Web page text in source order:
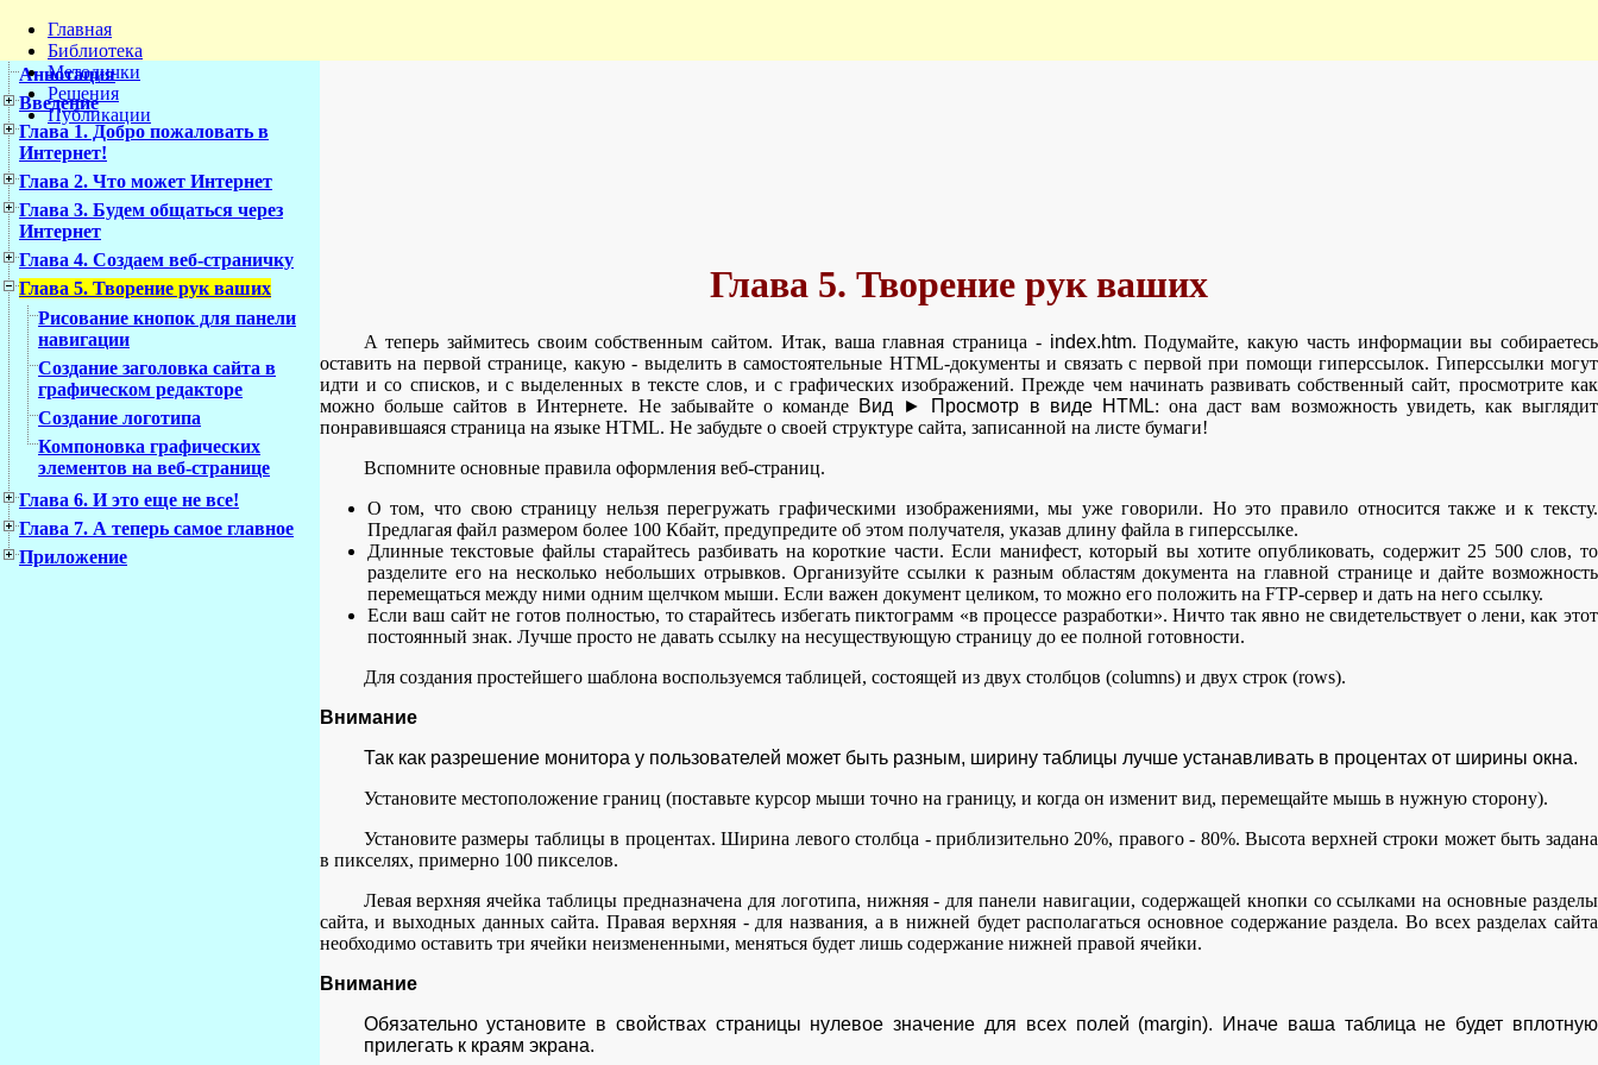
Главная
Библиотека
Методички
Решения
Публикации
Аннотация
Введение
Глава 1. Добро пожаловать в
Интернет!
Глава 2. Что может Интернет
Глава 3. Будем общаться через
Интернет
Глава 4. Создаем веб-страничку
Глава 5. Творение рук ваших
Рисование кнопок для панели
навигации
Создание заголовка сайта в
графическом редакторе
Создание логотипа
Компоновка графических
элементов на веб-странице
Глава 6. И это еще не все!
Глава 7. А теперь самое главное
Приложение
Глава 5. Творение рук ваших
А теперь займитесь своим собственным сайтом. Итак, ваша главная страница - index.htm. Подумайте, какую часть информации вы собираетесь
оставить на первой странице, какую - выделить в самостоятельные HTML-документы и связать с первой при помощи гиперссылок. Гиперссылки могут
идти и со списков, и с выделенных в тексте слов, и с графических изображений. Прежде чем начинать развивать собственный сайт, просмотрите как
можно больше сайтов в Интернете. Не забывайте о команде Вид ► Просмотр в виде HTML: она даст вам возможность увидеть, как выглядит
понравившаяся страница на языке HTML. He забудьте о своей структуре сайта, записанной на листе бумаги!
Вспомните основные правила оформления веб-страниц.
О том, что свою страницу нельзя перегружать графическими изображениями, мы уже говорили. Но это правило относится также и к тексту.
Предлагая файл размером более 100 Кбайт, предупредите об этом получателя, указав длину файла в гиперссылке.
Длинные текстовые файлы старайтесь разбивать на короткие части. Если манифест, который вы хотите опубликовать, содержит 25 500 слов, то
разделите его на несколько небольших отрывков. Организуйте ссылки к разным областям документа на главной странице и дайте возможность
перемещаться между ними одним щелчком мыши. Если важен документ целиком, то можно его положить на FTP-сервер и дать на него ссылку.
Если ваш сайт не готов полностью, то старайтесь избегать пиктограмм «в процессе разработки». Ничто так явно не свидетельствует о лени, как этот
постоянный знак. Лучше просто не давать ссылку на несуществующую страницу до ее полной готовности.
Для создания простейшего шаблона воспользуемся таблицей, состоящей из двух столбцов (columns) и двух строк (rows).
Внимание
Так как разрешение монитора у пользователей может быть разным, ширину таблицы лучше устанавливать в процентах от ширины окна.
Установите местоположение границ (поставьте курсор мыши точно на границу, и когда он изменит вид, перемещайте мышь в нужную сторону).
Установите размеры таблицы в процентах. Ширина левого столбца - приблизительно 20%, правого - 80%. Высота верхней строки может быть задана
в пикселях, примерно 100 пикселов.
Левая верхняя ячейка таблицы предназначена для логотипа, нижняя - для панели навигации, содержащей кнопки со ссылками на основные разделы
сайта, и выходных данных сайта. Правая верхняя - для названия, а в нижней будет располагаться основное содержание раздела. Во всех разделах сайта
необходимо оставить три ячейки неизмененными, меняться будет лишь содержание нижней правой ячейки.
Внимание
Обязательно установите в свойствах страницы нулевое значение для всех полей (margin). Иначе ваша таблица не будет вплотную
прилегать к краям экрана.